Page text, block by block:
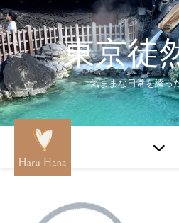
東京徒
気ままな日常を綴っ